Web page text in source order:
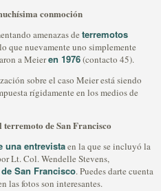
conmoción
amenazas de terremotos
que nuevamente uno simplemente
a Meieren 1976(contacto 45).
sobre el caso Meier está siendo
rígidamente en los medios de
terremoto de San Francisco
una entrevistaen la que se incluyó la
Lt. Col. Wendelle Stevens,
San Francisco. Puedes darte cuenta
las fotos son interesantes.